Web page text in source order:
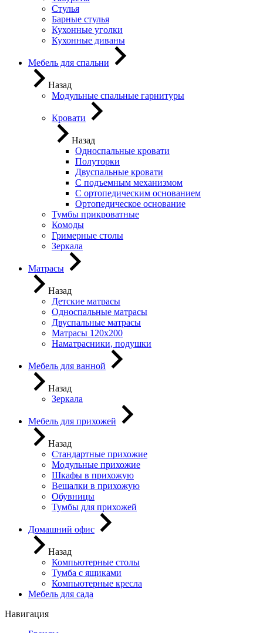
Стулья
Барные стулья
Кухонные уголки
Кухонные диваны
Мебель для спальни
Назад
Модульные спальные гарнитуры
Кровати
Назад
Односпальные кровати
Полуторки
Двуспальные кровати
С подъемным механизмом
С ортопедическим основанием
Ортопедическое основание
Тумбы прикроватные
Комоды
Гримерные столы
Зеркала
Матрасы
Назад
Детские матрасы
Односпальные матрасы
Двуспальные матрасы
Матрасы 120х200
Наматрасники, подушки
Мебель для ванной
Назад
Зеркала
Мебель для прихожей
Назад
Стандартные прихожие
Модульные прихожие
Шкафы в прихожую
Вешалки в прихожую
Обувницы
Тумбы для прихожей
Домашний офис
Назад
Компьютерные столы
Тумба с ящиками
Компьютерные кресла
Мебель для сада
Навигация